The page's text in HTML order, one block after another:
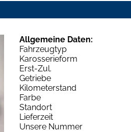
Allgemeine Daten:
Fahrzeugtyp
Karosserieform
Erst-Zul.
Getriebe
Kilometerstand
Farbe
Standort
Lieferzeit
Unsere Nummer